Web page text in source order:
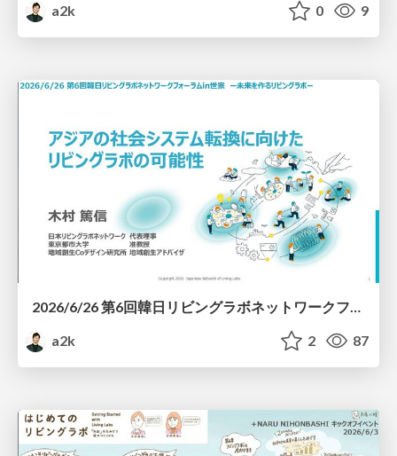
a2k
0 9
2026/6/26 第6回韓日リビングラボネットワークフォーラムin世宗 ー未来を作るリビングラボー アジアの社会システム転換に向けたリビングラボの可能性
a2k
2 87